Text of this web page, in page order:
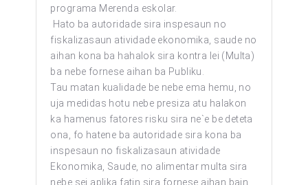
programa Merenda eskolar.
Hato ba autoridade sira inspesaun no
fiskalizasaun atividade ekonomika, saude no
aihan kona ba hahalok sira kontra lei (Multa)
ba nebe fornese aihan ba Publiku.
Tau matan kualidade be nebe ema hemu, no
uja medidas hotu nebe presiza atu halakon
ka hamenus fatores risku sira ne`e be deteta
ona, fo hatene ba autoridade sira kona ba
inspesaun no fiskalizasaun atividade
Ekonomika, Saude, no alimentar multa sira
nebe sei aplika fatin sira fornese aihan bain